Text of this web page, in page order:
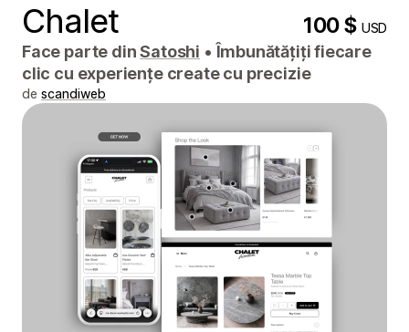
Chalet 100 $USD
Face parte dinSatoshi • Îmbunătățiți fiecare
clic cu experiențe create cu precizie
de scandiweb